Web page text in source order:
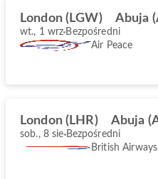
London (LGW) Abuja
wt., 1 wrz Bezpośredni
Air Peace
London (LHR) Abuja
sob., 8 sie Bezpośredni
British Airways